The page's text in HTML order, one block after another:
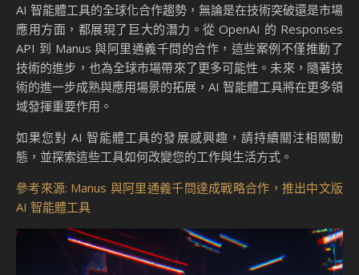
AI 智能體工具的全球化合作趨勢，無論是在技術突破還是市場
應用方面，都展現了巨大的潛力。從 OpenAI 的 Responses
API 到 Manus 與阿里通義千問的合作，這些案例不僅推動了
技術的進步，也為全球市場帶來了更多可能性。未來，隨著技
術的進一步成熟與應用場景的拓展，AI 智能體工具將在更多領
域發揮重要作用。
如果您對 AI 智能體工具的發展感興趣，請持續關注相關動
態，並探索這些工具如何改變您的工作與生活方式。
參考來源: Manus 與阿里通義千問達成戰略合作，推出中文版
AI 智能體工具